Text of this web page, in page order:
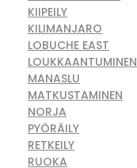
KIIPEILY
KILIMANJARO
LOBUCHE EAST
LOUKKAANTUMINEN
MANASLU
MATKUSTAMINEN
NORJA
PYÖRÄILY
RETKEILY
RUOKA